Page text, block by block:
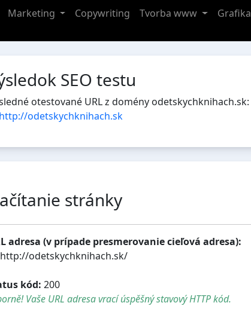
Marketing Copywriting Tvorba www Grafika
SEO testu
otestované URL z domény odetskychknihach.sk:
http://odetskychknihach.sk
stránky
adresa (v prípade presmerovanie cieľová adresa):
http://odetskychknihach.sk/
kód: 200
Vaše URL adresa vrací úspěšný stavový HTTP kód.